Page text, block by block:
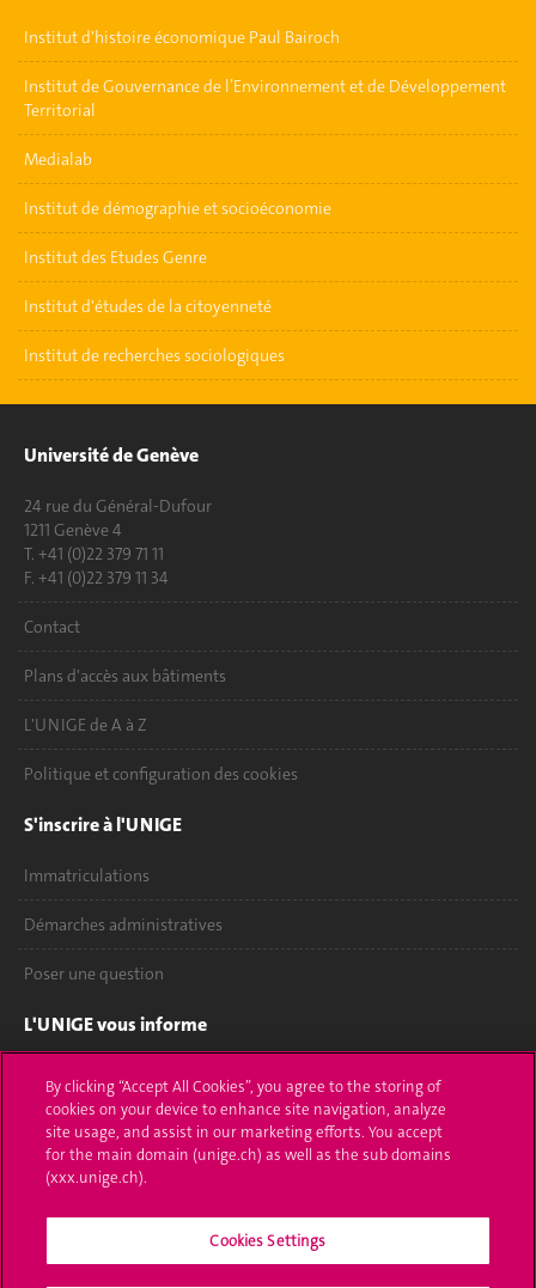
Institut d'histoire économique Paul Bairoch
Institut de Gouvernance de l’Environnement et de Développement
Territorial
Medialab
Institut de démographie et socioéconomie
Institut des Etudes Genre
Institut d'études de la citoyenneté
Institut de recherches sociologiques
Université de Genève
24 rue du Général-Dufour
1211 Genève 4
T. +41 (0)22 379 71 11
F. +41 (0)22 379 11 34
Contact
Plans d'accès aux bâtiments
L'UNIGE de A à Z
Politique et configuration des cookies
S'inscrire à l'UNIGE
Immatriculations
Démarches administratives
Poser une question
L'UNIGE vous informe
UNIGE Mobile
Médias
Offres d'emploi
Bibliothèque
Calendrier académique
By clicking “Accept All Cookies”, you agree to the storing of
cookies on your device to enhance site navigation, analyze
site usage, and assist in our marketing efforts. You accept
for the main domain (unige.ch) as well as the sub domains
(xxx.unige.ch).
Cookies Settings